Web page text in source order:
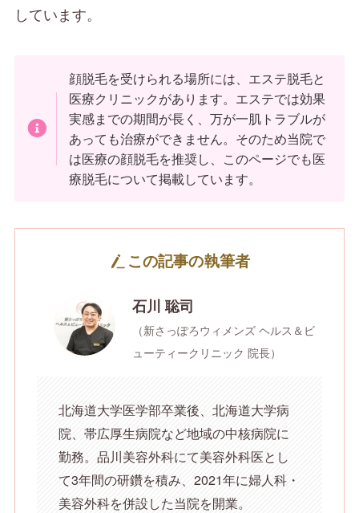
しています。
顔脱毛を受けられる場所には、エステ脱毛と
医療クリニックがあります。エステでは効果
実感までの期間が長く、万が一肌トラブルが
あっても治療ができません。そのため当院で
は医療の顔脱毛を推奨し、このページでも医
療脱毛について掲載しています。
この記事の執筆者
石川 聡司
（新さっぽろウィメンズ ヘルス＆ビ
ューティークリニック 院長）
北海道大学医学部卒業後、北海道大学病
院、帯広厚生病院など地域の中核病院に
勤務。品川美容外科にて美容外科医とし
て3年間の研鑽を積み、2021年に婦人科・
美容外科を併設した当院を開業。